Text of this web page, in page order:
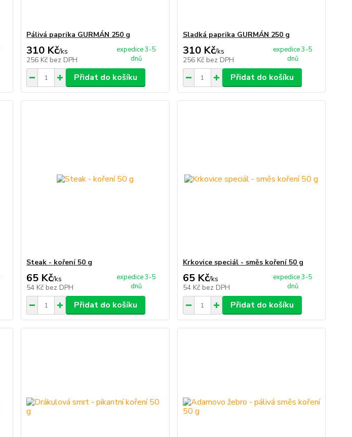
Pálivá paprika GURMÁN 250 g
310 Kč/ks
256 Kč bez DPH
expedice 3-5
dnů
Přidat do košíku
Sladká paprika GURMÁN 250 g
310 Kč/ks
256 Kč bez DPH
expedice 3-5
dnů
Přidat do košíku
Steak - koření 50 g
65 Kč/ks
54 Kč bez DPH
expedice 3-5
dnů
Přidat do košíku
Krkovice speciál - směs koření 50 g
65 Kč/ks
54 Kč bez DPH
expedice 3-5
dnů
Přidat do košíku